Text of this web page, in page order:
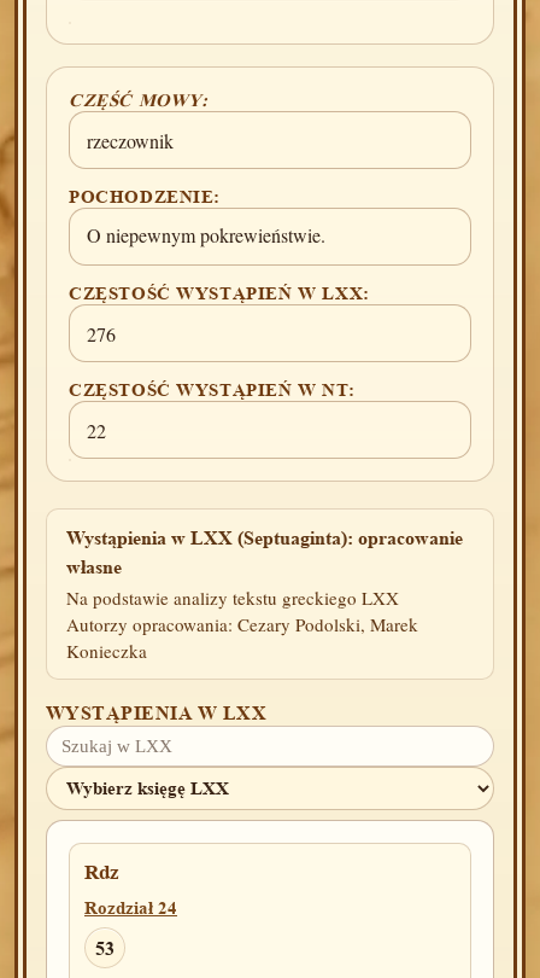
CZĘŚĆ MOWY:
rzeczownik
POCHODZENIE:
O niepewnym pokrewieństwie.
CZĘSTOŚĆ WYSTĄPIEŃ W LXX:
276
CZĘSTOŚĆ WYSTĄPIEŃ W NT:
22
Wystąpienia w LXX (Septuaginta): opracowanie
własne
Na podstawie analizy tekstu greckiego LXX
Autorzy opracowania: Cezary Podolski, Marek
Konieczka
WYSTĄPIENIA W LXX
Rdz
Rozdział 24
53